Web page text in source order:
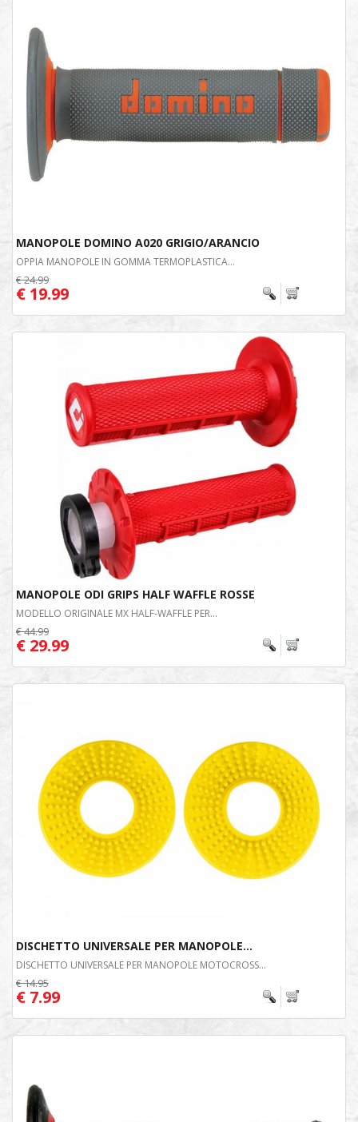
MANOPOLE DOMINO A020 GRIGIO/ARANCIO
OPPIA MANOPOLE IN GOMMA TERMOPLASTICA...
€ 24.99
€ 19.99
MANOPOLE ODI GRIPS HALF WAFFLE ROSSE
MODELLO ORIGINALE MX HALF-WAFFLE PER...
€ 44.99
€ 29.99
DISCHETTO UNIVERSALE PER MANOPOLE...
DISCHETTO UNIVERSALE PER MANOPOLE MOTOCROSS...
€ 14.95
€ 7.99